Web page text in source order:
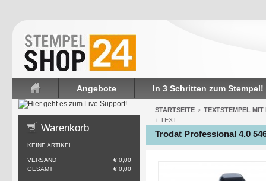
Startseite
Angebote In 3 Schritten zum Stempel!
Warenkorb
KEINE ARTIKEL
VERSAND
€ 0,00
GESAMT
€ 0,00
STARTSEITE > TEXTSTEMPEL MIT
+ TEXT
Trodat Professional 4.0